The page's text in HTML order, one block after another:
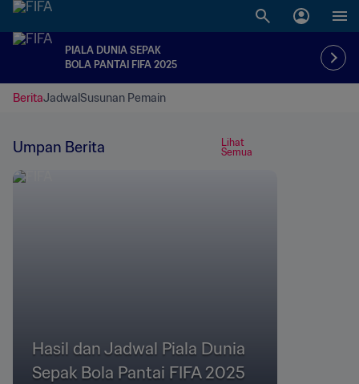
PIALA DUNIA SEPAK
BOLA PANTAI FIFA 2025
BeritaJadwalSusunan Pemain
Umpan Berita
Lihat
Semua
Hasil dan Jadwal Piala Dunia
Sepak Bola Pantai FIFA 2025